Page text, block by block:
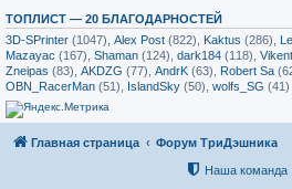
ТОПЛИСТ — 20 БЛАГОДАРНОСТЕЙ
3D-SPrinter (1047), Alex Post (822), Kaktus (286),
Mazayac (167), Shaman (124), dark184 (118), Vikent
Zneipas (83), AKDZG (77), AndrK (63), Robert Sa
OBN_RacerMan (51), IslandSky (50), wolfs_SG (41)
Главная страница Форум ТриДэшника
Наша команда